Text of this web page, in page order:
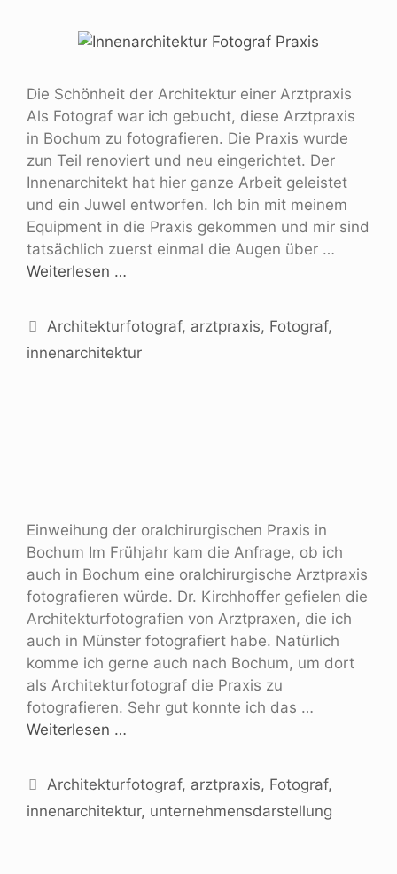
Die Schönheit der Architektur einer Arztpraxis
Als Fotograf war ich gebucht, diese Arztpraxis
in Bochum zu fotografieren. Die Praxis wurde
zun Teil renoviert und neu eingerichtet. Der
Innenarchitekt hat hier ganze Arbeit geleistet
und ein Juwel entworfen. Ich bin mit meinem
Equipment in die Praxis gekommen und mir sind
tatsächlich zuerst einmal die Augen über …
Weiterlesen …
Architekturfotograf, arztpraxis, Fotograf,
innenarchitektur
Einweihung der oralchirurgischen Praxis in
Bochum Im Frühjahr kam die Anfrage, ob ich
auch in Bochum eine oralchirurgische Arztpraxis
fotografieren würde. Dr. Kirchhoffer gefielen die
Architekturfotografien von Arztpraxen, die ich
auch in Münster fotografiert habe. Natürlich
komme ich gerne auch nach Bochum, um dort
als Architekturfotograf die Praxis zu
fotografieren. Sehr gut konnte ich das …
Weiterlesen …
Architekturfotograf, arztpraxis, Fotograf,
innenarchitektur, unternehmensdarstellung